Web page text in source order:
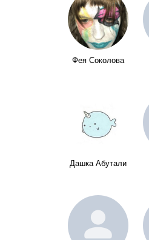
Фея Соколова
Дашка Абутали